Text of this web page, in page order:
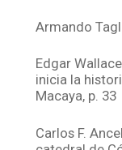
Armando
Edgar
inicia la
Macaya, p. 33
Carlos F.